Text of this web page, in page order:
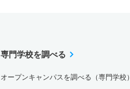
専門学校を調べる
オープンキャンパスを調べる（専門学校）